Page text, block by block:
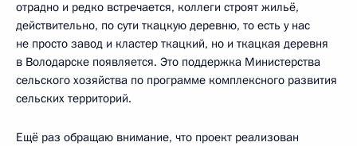
отрадно и редко встречается, коллеги строят жильё,
действительно, по сути ткацкую деревню, то есть у нас
не просто завод и кластер ткацкий, но и ткацкая деревня
в Володарске появляется. Это поддержка Министерства
сельского хозяйства по программе комплексного развития
сельских территорий.
Ещё раз обращаю внимание, что проект реализован